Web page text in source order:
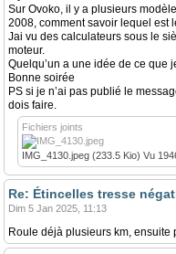
Sur Ovoko, il y a plusieurs
2008, comment savoir lequel est
Jai vu des calculateurs sous le
moteur.
Quelqu’un a une idée de ce que
Bonne soirée
PS si je n’ai pas publié le
dois faire.
Fichiers joints
IMG_4130.jpeg (233.5 Kio) Vu
Re: Étincelles tresse
Dim 5 Jan 2025, 11:13
Roule déjà plusieurs km, ensuite